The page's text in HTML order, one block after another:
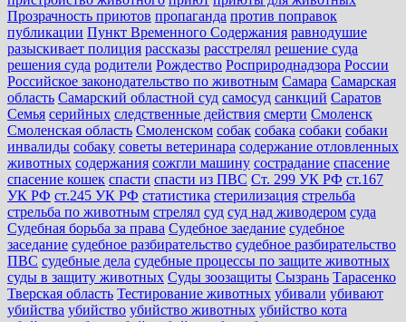
Прозрачность приютов пропаганда против поправок
публикации Пункт Временного Содержания равнодушие
разыскивает полиция рассказы расстрелял решение суда
решения суда родители Рождество Росприроднадзора России
Российское законодательство по животным Самара Самарская
область Самарский областной суд самосуд санкций Саратов
Семья серийных следственные действия смерти Смоленск
Смоленская область Смоленском собак собака собаки собаки
инвалиды собаку советы ветеринара содержание отловленных
животных содержания сожгли машину сострадание спасение
спасение кошек спасти спасти из ПВС Ст. 299 УК РФ ст.167
УК РФ ст.245 УК РФ статистика стерилизация стрельба
стрельба по животным стрелял суд суд над живодером суда
Судебная борьба за права Судебное заедание судебное
заседание судебное разбирательство судебное разбирательство
ПВС судебные дела судебные процессы по защите животных
суды в защиту животных Суды зоозащиты Сызрань Тарасенко
Тверская область Тестирование животных убивали убивают
убийства убийство убийство животных убийство кота